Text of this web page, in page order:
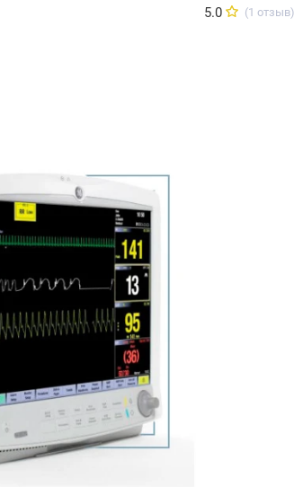
5.0 (1 отзыв)